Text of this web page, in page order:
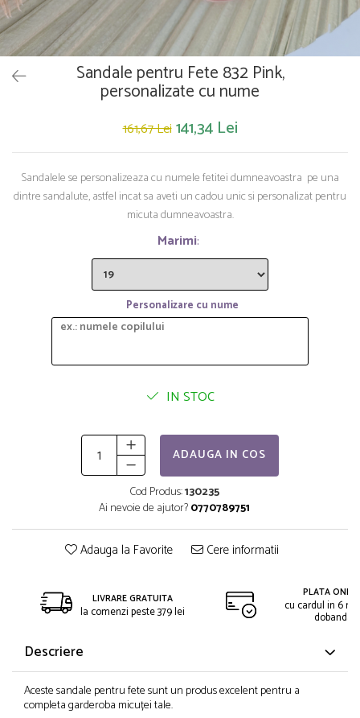
Papusi si accesorii
Trotinete
Trenulete si masinute
Unelte si bancuri de lucru
Sandale pentru Fete 832 Pink,
personalizate cu nume
161,67 Lei 141,34 Lei
Sandalele se personalizeaza cu numele fetitei dumneavoastra pe una
dintre sandalute, astfel incat sa aveti un cadou unic si personalizat pentru
micuta dumneavoastra.
Marimi:
Personalizare cu nume
IN STOC
ADAUGA IN COS
Cod Produs:130235
Ai nevoie de ajutor?0770789751
Adauga la Favorite Cere informatii
LIVRARE GRATUITA
la comenzi peste 379 lei
PLATA
cu cardul in 6
dobanda
Descriere
Aceste sandale pentru fete sunt un produs excelent pentru a
completa garderoba micuței tale.